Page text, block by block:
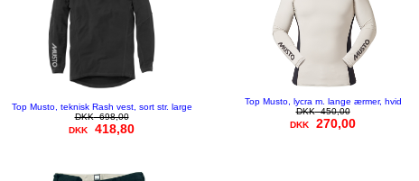
Top Musto, teknisk Rash vest, sort str. large
DKK698,00
DKK
418,80
Top Musto, lycra m. lange ærmer, hvid
DKK450,00
DKK
270,00